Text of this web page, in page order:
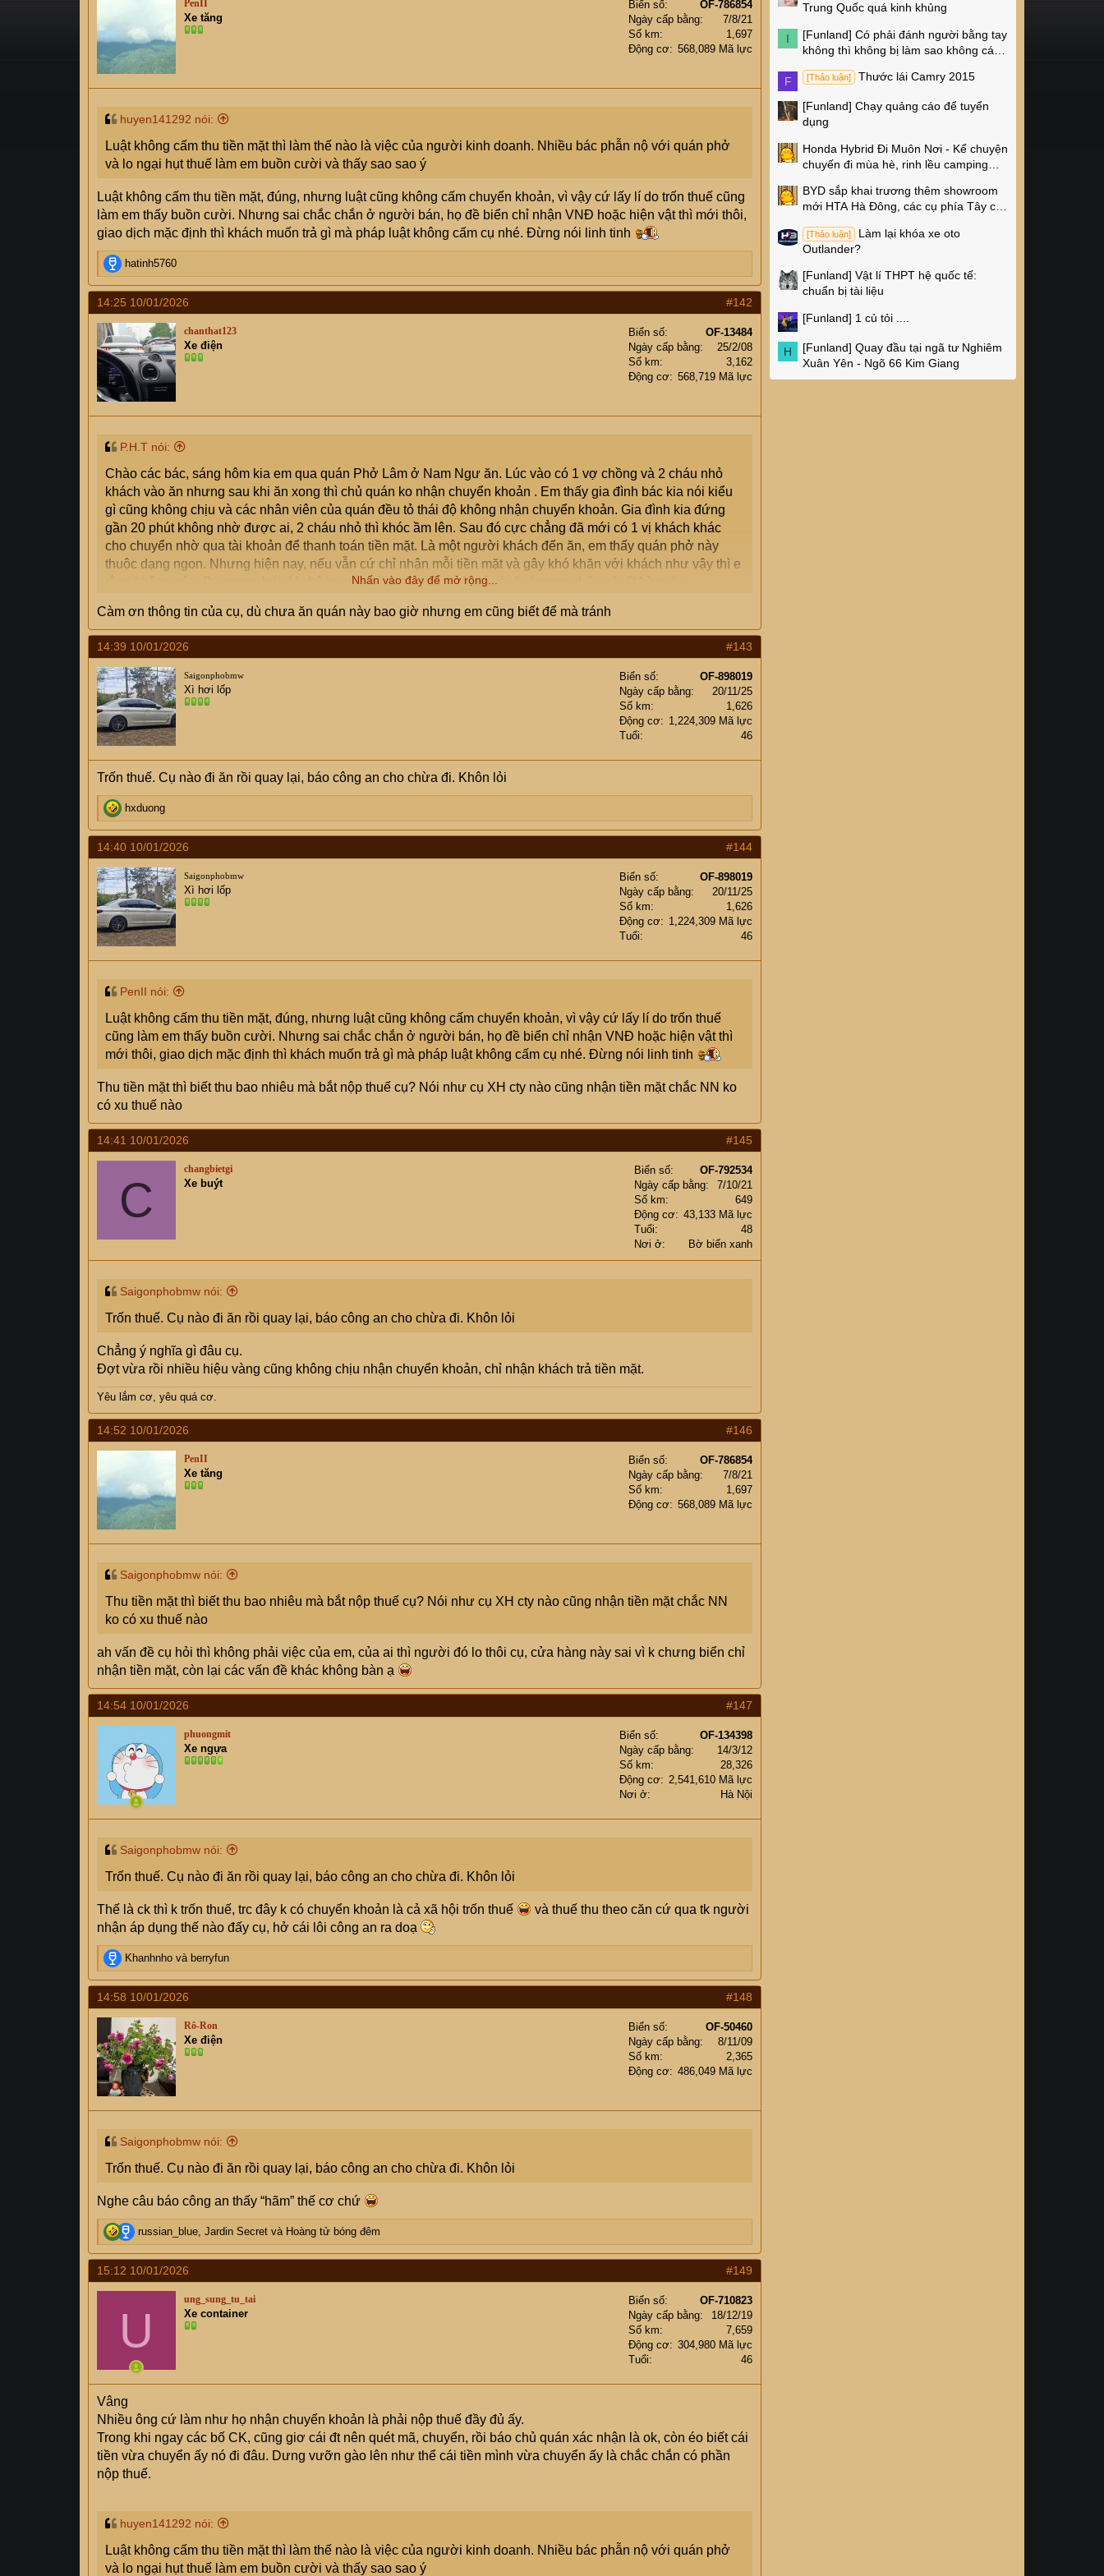
t
a
r
t
e
PenII
Xe tăng
Biển số
OF-786854
Ngày cấp bằng
7/8/21
Số km
1,697
Động cơ
568,089 Mã lực
huyen141292 nói:
Luật không cấm thu tiền mặt thì làm thế nào là việc của người kinh doanh. Nhiều bác phẫn nộ với quán phở
và lo ngại hụt thuế làm em buồn cười và thấy sao sao ý
Luật không cấm thu tiền mặt, đúng, nhưng luật cũng không cấm chuyển khoản, vì vậy cứ lấy lí do trốn thuế cũng
làm em thấy buồn cười. Nhưng sai chắc chắn ở người bán, họ đề biển chỉ nhận VNĐ hoặc hiện vật thì mới thôi,
giao dịch mặc định thì khách muốn trả gì mà pháp luật không cấm cụ nhé. Đừng nói linh tinh
R
e
a
c
t
i
o
n
s
:
hatinh5760
14:25 10/01/2026 #142
chanthat123
Xe điện
Biển số
OF-13484
Ngày cấp bằng
25/2/08
Số km
3,162
Động cơ
568,719 Mã lực
P.H.T nói:
Chào các bác, sáng hôm kia em qua quán Phở Lâm ở Nam Ngư ăn. Lúc vào có 1 vợ chồng và 2 cháu nhỏ
khách vào ăn nhưng sau khi ăn xong thì chủ quán ko nhận chuyển khoản . Em thấy gia đình bác kia nói kiểu
gì cũng không chịu và các nhân viên của quán đều tỏ thái độ không nhận chuyển khoản. Gia đình kia đứng
gần 20 phút không nhờ được ai, 2 cháu nhỏ thì khóc ầm lên. Sau đó cực chẳng đã mới có 1 vị khách khác
cho chuyển nhờ qua tài khoản để thanh toán tiền mặt. Là một người khách đến ăn, em thấy quán phở này
thuộc dạng ngon. Nhưng hiện nay, nếu vẫn cứ chỉ nhận mỗi tiền mặt và gây khó khăn với khách như vậy thì e
rằng không nên. Đi ngược lại với chủ trương của cơ quan quản lý và rõ ràng em thấy nó rất kỳ quặc.
Nhấn vào đây để mở rộng...
Càm ơn thông tin của cụ, dù chưa ăn quán này bao giờ nhưng em cũng biết để mà tránh
14:39 10/01/2026 #143
Saigonphobmw
Xì hơi lốp
Biển số
OF-898019
Ngày cấp bằng
20/11/25
Số km
1,626
Động cơ
1,224,309 Mã lực
Tuổi
46
Trốn thuế. Cụ nào đi ăn rồi quay lại, báo công an cho chừa đi. Khôn lỏi
R
e
a
c
t
i
o
n
s
:
hxduong
14:40 10/01/2026 #144
Saigonphobmw
Xì hơi lốp
Biển số
OF-898019
Ngày cấp bằng
20/11/25
Số km
1,626
Động cơ
1,224,309 Mã lực
Tuổi
46
PenII nói:
Luật không cấm thu tiền mặt, đúng, nhưng luật cũng không cấm chuyển khoản, vì vậy cứ lấy lí do trốn thuế
cũng làm em thấy buồn cười. Nhưng sai chắc chắn ở người bán, họ đề biển chỉ nhận VNĐ hoặc hiện vật thì
mới thôi, giao dịch mặc định thì khách muốn trả gì mà pháp luật không cấm cụ nhé. Đừng nói linh tinh
Thu tiền mặt thì biết thu bao nhiêu mà bắt nộp thuế cụ? Nói như cụ XH cty nào cũng nhận tiền mặt chắc NN ko
có xu thuế nào
14:41 10/01/2026 #145
C
changbietgi
Xe buýt
Biển số
OF-792534
Ngày cấp bằng
7/10/21
Số km
649
Động cơ
43,133 Mã lực
Tuổi
48
Nơi ở
Bờ biển xanh
Saigonphobmw nói:
Trốn thuế. Cụ nào đi ăn rồi quay lại, báo công an cho chừa đi. Khôn lỏi
Chẳng ý nghĩa gì đâu cụ.
Đợt vừa rồi nhiều hiệu vàng cũng không chịu nhận chuyển khoản, chỉ nhận khách trả tiền mặt.
Yêu lắm cơ, yêu quá cơ.
14:52 10/01/2026 #146
PenII
Xe tăng
Biển số
OF-786854
Ngày cấp bằng
7/8/21
Số km
1,697
Động cơ
568,089 Mã lực
Saigonphobmw nói:
Thu tiền mặt thì biết thu bao nhiêu mà bắt nộp thuế cụ? Nói như cụ XH cty nào cũng nhận tiền mặt chắc NN
ko có xu thuế nào
ah vấn đề cụ hỏi thì không phải việc của em, của ai thì người đó lo thôi cụ, cửa hàng này sai vì k chưng biển chỉ
nhận tiền mặt, còn lại các vấn đề khác không bàn ạ
14:54 10/01/2026 #147
phuongmit
Xe ngựa
Biển số
OF-134398
Ngày cấp bằng
14/3/12
Số km
28,326
Động cơ
2,541,610 Mã lực
Nơi ở
Hà Nội
Saigonphobmw nói:
Trốn thuế. Cụ nào đi ăn rồi quay lại, báo công an cho chừa đi. Khôn lỏi
Thế là ck thì k trốn thuế, trc đây k có chuyển khoản là cả xã hội trốn thuế
và thuế thu theo căn cứ qua tk người
nhận áp dụng thế nào đấy cụ, hở cái lôi công an ra doạ
R
e
a
c
t
i
o
n
s
:
Khanhnho và berryfun
14:58 10/01/2026 #148
Rô-Ron
Xe điện
Biển số
OF-50460
Ngày cấp bằng
8/11/09
Số km
2,365
Động cơ
486,049 Mã lực
Saigonphobmw nói:
Trốn thuế. Cụ nào đi ăn rồi quay lại, báo công an cho chừa đi. Khôn lỏi
Nghe câu báo công an thấy “hãm” thế cơ chứ
R
e
a
c
t
s
:
russian_blue, Jardin Secret và Hoàng tử bóng đêm
15:12 10/01/2026 #149
U
ung_sung_tu_tai
Xe container
Biển số
OF-710823
Ngày cấp bằng
18/12/19
Số km
7,659
Động cơ
304,980 Mã lực
Tuổi
46
Vâng
Nhiều ông cứ làm như họ nhận chuyển khoản là phải nộp thuế đầy đủ ấy.
Trong khi ngay các bố CK, cũng giơ cái đt nên quét mã, chuyển, rồi báo chủ quán xác nhận là ok, còn éo biết cái
tiền vừa chuyển ấy nó đi đâu. Dưng vưỡn gào lên như thể cái tiền mình vừa chuyển ấy là chắc chắn có phần
nộp thuế.
huyen141292 nói:
Luật không cấm thu tiền mặt thì làm thế nào là việc của người kinh doanh. Nhiều bác phẫn nộ với quán phở
và lo ngại hụt thuế làm em buồn cười và thấy sao sao ý
Trung Quốc quá kinh khủng
I [Funland] Có phải đánh người bằng tay
không thì không bị làm sao không các
F
[Thảo luận] Thước lái Camry 2015
[Funland] Chạy quảng cáo để tuyển
dụng
Honda Hybrid Đi Muôn Nơi - Kể chuyện
chuyến đi mùa hè, rinh lều camping
BYD sắp khai trương thêm showroom
mới HTA Hà Đông, các cụ phía Tây có
[Thảo luận]
Làm lại khóa xe oto
Outlander?
[Funland] Vật lí THPT hệ quốc tế:
chuẩn bị tài liệu
[Funland] 1 củ tỏi ....
H [Funland] Quay đầu tại ngã tư Nghiêm
Xuân Yên - Ngõ 66 Kim Giang